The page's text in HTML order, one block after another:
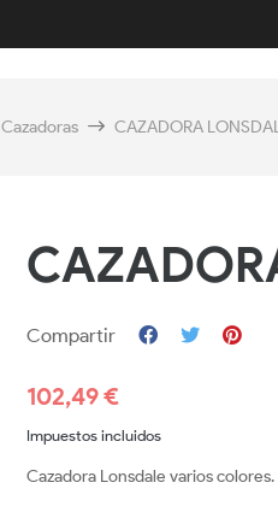
Cazadoras CAZADORA
Compartir
102,49 €
Impuestos incluidos
Cazadora Lonsdale varios colores.